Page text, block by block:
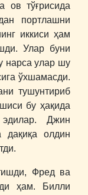
ов тўғрисида
портлашни
иккиси ҳам
Улар буни
нарса улар шу
ўхшамасди.
тушунтириб
бу ҳақида
эдилар. Джин
дақиқа олдин
Фред ва
ҳам. Билли